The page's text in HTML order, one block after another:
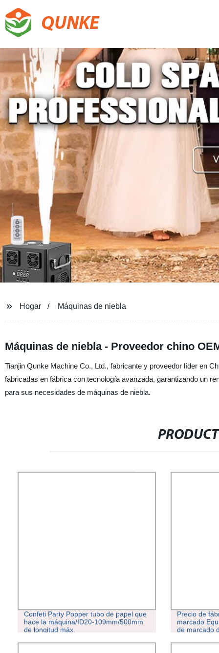
QUNKE
Hogar Máquinas de niebla
Máquinas de niebla - Proveedor chino
Tianjin Qunke Machine Co., Ltd., fabricante y proveedor líder en
fabricadas en fábrica con tecnología avanzada, garantizando un
para sus necesidades de máquinas de niebla.
Confeti Party Popper tubo de papel que
hace la máquina/ID20-109mm/500mm
de longitud máx.
Precio de
marcado
de marcado